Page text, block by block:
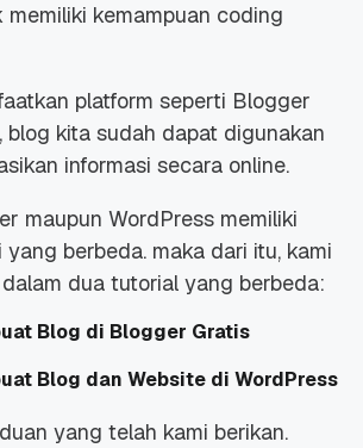
kemampuan coding
platform seperti Blogger
blog kita sudah dapat digunakan
informasi secara online.
maupun WordPress memiliki
berbeda. maka dari itu, kami
dua tutorial yang berbeda:
Blog di Blogger Gratis
Blog dan Website di WordPress
yang telah kami berikan.